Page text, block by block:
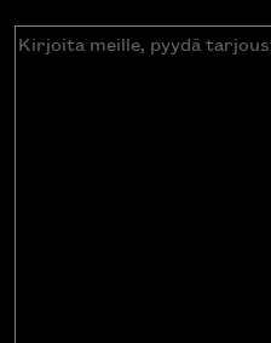
Kirjoita